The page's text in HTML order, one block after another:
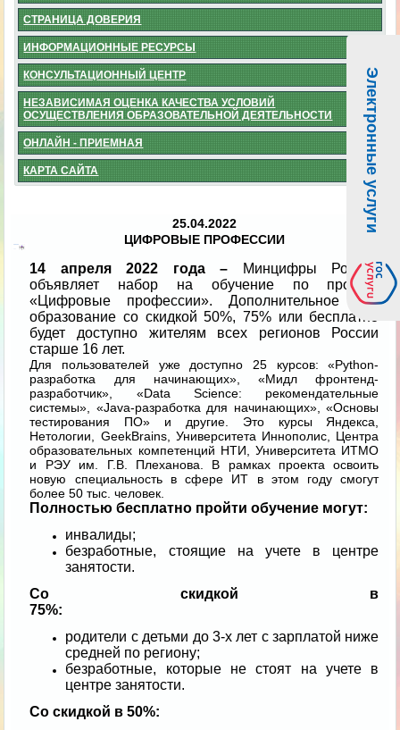
СТРАНИЦА ДОВЕРИЯ
ИНФОРМАЦИОННЫЕ РЕСУРСЫ
КОНСУЛЬТАЦИОННЫЙ ЦЕНТР
НЕЗАВИСИМАЯ ОЦЕНКА КАЧЕСТВА УСЛОВИЙ
ОСУЩЕСТВЛЕНИЯ ОБРАЗОВАТЕЛЬНОЙ ДЕЯТЕЛЬНОСТИ
ОНЛАЙН - ПРИЕМНАЯ
КАРТА САЙТА
25.04.2022
ЦИФРОВЫЕ ПРОФЕССИИ
14 апреля 2022 года – Минцифры России
объявляет набор на обучение по проекту
«Цифровые профессии». Дополнительное ИТ-
образование со скидкой 50%, 75% или бесплатно
будет доступно жителям всех регионов России
старше 16 лет.
Для пользователей уже доступно 25 курсов: «Python-
разработка для начинающих», «Мидл фронтенд-
разработчик», «Data Science: рекомендательные
системы», «Java-разработка для начинающих», «Основы
тестирования ПО» и другие. Это курсы Яндекса,
Нетологии, GeekBrains, Университета Иннополис, Центра
образовательных компетенций НТИ, Университета ИТМО
и РЭУ им. Г.В. Плеханова. В рамках проекта освоить
новую специальность в сфере ИТ в этом году смогут
более 50 тыс. человек.
Полностью бесплатно пройти обучение могут:
инвалиды;
безработные, стоящие на учете в центре
занятости.
Со скидкой в
75%:
родители с детьми до 3-х лет с зарплатой ниже
средней по региону;
безработные, которые не стоят на учете в
центре занятости.
Со скидкой в 50%:
Электронные услуги